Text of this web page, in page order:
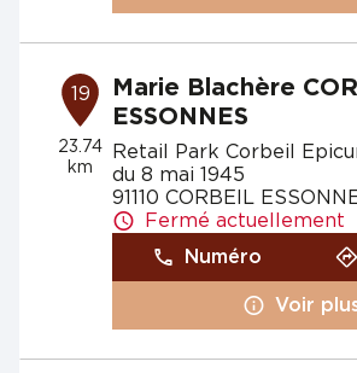
19
23.74
km
Marie Blachère
ESSONNES
Retail Park Corbeil
du 8 mai 1945
91110 CORBEIL
Fermé actuellement
Numéro
Voir